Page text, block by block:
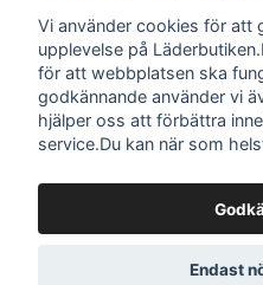
Om oss
Sociala medier
© 2026 CKL
Vi använder cookies för att
upplevelse på
för att webbplatsen ska
godkännande använder vi
hjälper oss att förbättra
service.Du kan när som
Endast